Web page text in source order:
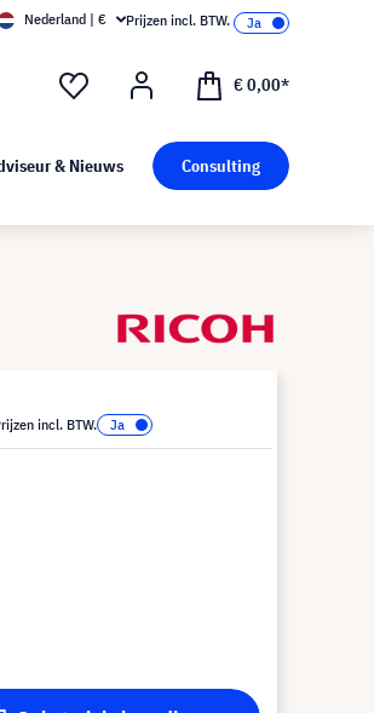
Nederland | € Prijzen incl. BTW.
€ 0,00*
& Nieuws Consulting
incl. BTW.